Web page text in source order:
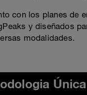
con los planes de
y diseñados
modalidades.
Única